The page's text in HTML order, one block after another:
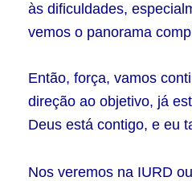
às dificuldades,
vemos o panorama
Então, força, vamos
direção ao objetivo, já
Deus está contigo, e eu
Nos veremos na IURD